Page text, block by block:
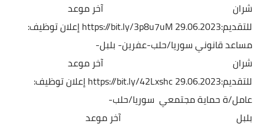
شران آخر موعد
للتقديم:29.06.2023
https://bit.ly/3p8u7uMإعلان توظيف:
مساعد قانونيسوريا/حلب-عفرين- بلبل-
شران آخر موعد
للتقديم:29.06.2023
https://bit.ly/42Lxshcإعلان توظيف:
عامل/ة حماية مجتمعي سوريا/حلب-
بلبل آخر موعد